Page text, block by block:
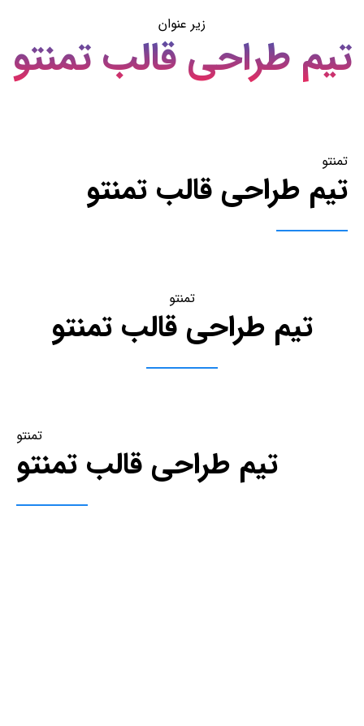
زیر عنوان
تیم طراحی قالب تمنتو
تمنتو
تیم طراحی قالب تمنتو
تمنتو
تیم طراحی قالب تمنتو
تمنتو
تیم طراحی قالب تمنتو